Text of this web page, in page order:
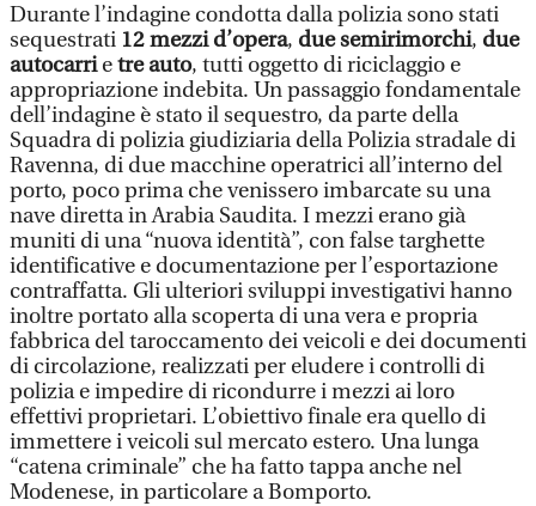
Durante l’indagine condotta dalla polizia sono stati
sequestrati 12 mezzi d’opera, due semirimorchi, due
autocarrietre auto, tutti oggetto di riciclaggio e
appropriazione indebita. Un passaggio fondamentale
dell’indagine è stato il sequestro, da parte della
Squadra di polizia giudiziaria della Polizia stradale di
Ravenna, di due macchine operatrici all’interno del
porto, poco prima che venissero imbarcate su una
nave diretta in Arabia Saudita. I mezzi erano già
muniti di una “nuova identità”, con false targhette
identificative e documentazione per l’esportazione
contraffatta. Gli ulteriori sviluppi investigativi hanno
inoltre portato alla scoperta di una vera e propria
fabbrica del taroccamento dei veicoli e dei documenti
di circolazione, realizzati per eludere i controlli di
polizia e impedire di ricondurre i mezzi ai loro
effettivi proprietari. L’obiettivo finale era quello di
immettere i veicoli sul mercato estero. Una lunga
“catena criminale” che ha fatto tappa anche nel
Modenese, in particolare a Bomporto.